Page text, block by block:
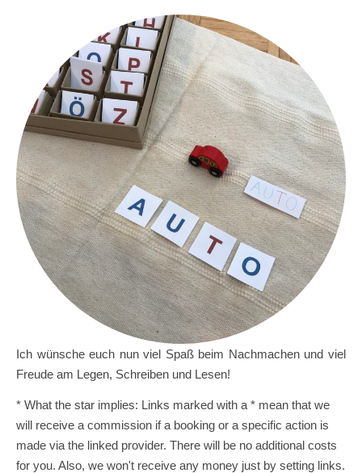
Ich wünsche euch nun viel Spaß beim Nachmachen und viel
Freude am Legen, Schreiben und Lesen!
* What the star implies: Links marked with a * mean that we
will receive a commission if a booking or a specific action is
made via the linked provider. There will be no additional costs
for you. Also, we won't receive any money just by setting links.